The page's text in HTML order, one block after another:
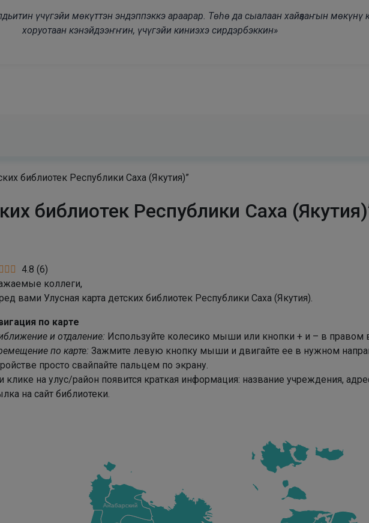
үчүгэйи мөкүттэн эндэппэккэ араарар. Төһө да сыалаан хайҕааҥын
хоруотаан кэнэйдээҥҥин, үчүгэйи киниэхэ сирдэрбэккин»
библиотек Республики Саха (Якутия)”
библиотек Республики Саха
4.8 (6)
коллеги,
вами Улусная карта детских библиотек Республики Саха (Якутия).
по карте
и отдаление: Используйте колесико мыши или кнопки + и – в правом
по карте: Зажмите левую кнопку мыши и двигайте ее в нужном
просто свайпайте пальцем по экрану.
клике на улус/район появится краткая информация: название учреждения,
на сайт библиотеки.
Анабарский